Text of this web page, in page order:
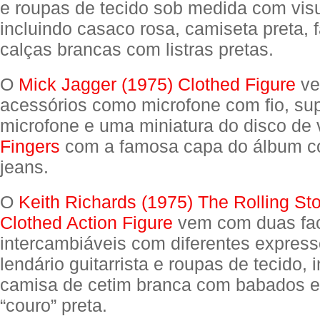
e roupas de tecido sob medida com
incluindo casaco rosa, camiseta preta,
calças brancas com listras pretas.
O Mick Jagger (1975) Clothed Figure
acessórios como microfone com fio,
microfone e uma miniatura do disco
Fingers com a famosa capa do álbum
jeans.
O Keith Richards (1975) The Rolling
Clothed Action Figure vem com duas
intercambiáveis com diferentes
lendário guitarrista e roupas de tecido,
camisa de cetim branca com babados
“couro” preta.